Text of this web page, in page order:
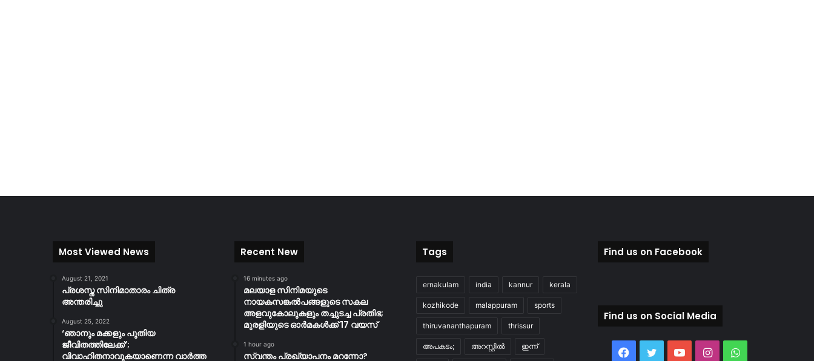
Most Viewed News
August 21, 2021
പ്രശസ്ത സിനിമാതാരം ചിത്ര
അന്തരിച്ചു
August 25, 2022
‘ഞാനും മക്കളും പുതിയ
ജീവിതത്തിലേക്ക്’;
വിവാഹിതനാവുകയാണെന്ന വാർത്ത
Recent New
16 minutes ago
മലയാള സിനിമയുടെ
നായകസങ്കല്‍പങ്ങളുടെ സകല
അളവുകോലുകളും തച്ചുടച്ച പ്രതിഭ;
മുരളിയുടെ ഓര്‍മകള്‍ക്ക് 17 വയസ്
1 hour ago
സ്വന്തം പ്രഖ്യാപനം മറന്നോ?
Tags
ernakulam india kannur kerala
kozhikode malappuram sports
thiruvananthapuram thrissur
അപകടം; അറസ്റ്റിൽ ഇന്ന്
Find us on Facebook
Find us on Social Media
Facebook
TwitterYouTubeInstagramWhatsApp